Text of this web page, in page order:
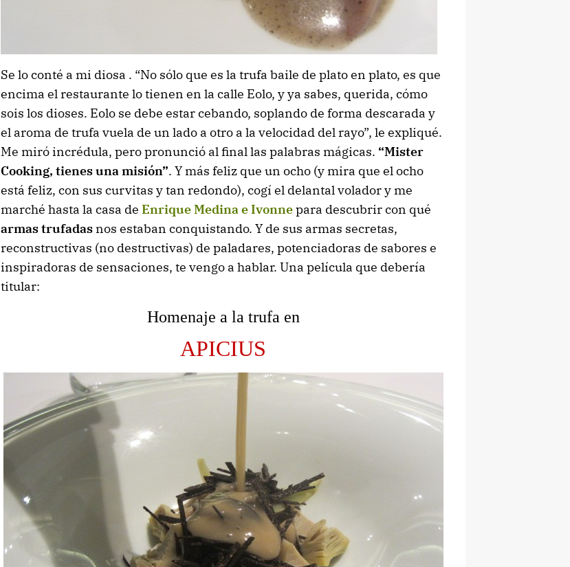
Se lo conté a mi diosa . “No sólo que es la trufa baile de plato en plato, es que
encima el restaurante lo tienen en la calle Eolo, y ya sabes, querida, cómo
sois los dioses. Eolo se debe estar cebando, soplando de forma descarada y
el aroma de trufa vuela de un lado a otro a la velocidad del rayo”, le expliqué.
Me miró incrédula, pero pronunció al final las palabras mágicas. “Mister
Cooking, tienes una misión”. Y más feliz que un ocho (y mira que el ocho
está feliz, con sus curvitas y tan redondo), cogí el delantal volador y me
marché hasta la casa de Enrique Medina e Ivonnepara descubrir con qué
armas trufadasnos estaban conquistando. Y de sus armas secretas,
reconstructivas (no destructivas) de paladares, potenciadoras de sabores e
inspiradoras de sensaciones, te vengo a hablar. Una película que debería
titular:
Homenaje a la trufa en
APICIUS